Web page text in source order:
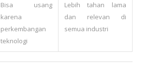
Bisa usang
karena
perkembangan
teknologi
Lebih tahan lama
dan relevan di
semua industri